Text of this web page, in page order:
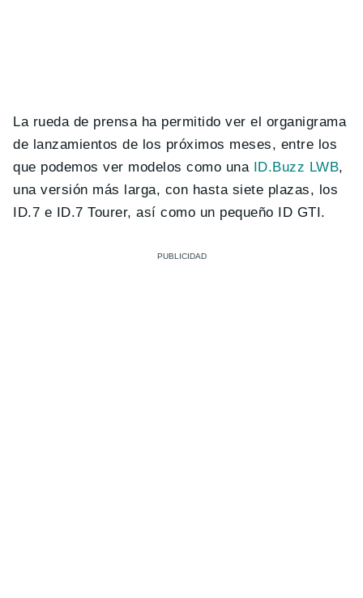
La rueda de prensa ha permitido ver el organigrama
de lanzamientos de los próximos meses, entre los
que podemos ver modelos como una ID.Buzz LWB,
una versión más larga, con hasta siete plazas, los
ID.7 e ID.7 Tourer, así como un pequeño ID GTI.